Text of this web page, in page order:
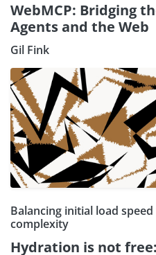
WebMCP: Bridging
Agents and the Web
Gil Fink
Balancing initial load
complexity
Hydration is not